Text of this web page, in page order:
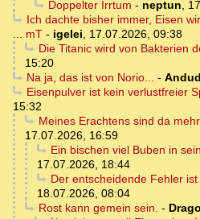
Doppelter Irrtum - neptun,
Ich dachte bisher immer, Eisen
... mT - igelei, 17.07.2026, 09:38
Die Titanic wird von Bakterien
15:20
Na ja, das ist von Norio... -
Eisenpulver ist kein verlustfreier
15:32
Meines Erachtens sind da
17.07.2026, 16:59
Ein bischen viel Buben in
17.07.2026, 18:44
Der entscheidende Fehler
18.07.2026, 08:04
Rost kann gemein sein. -